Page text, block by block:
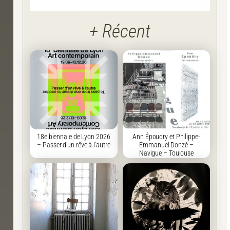
+ Récent
18e biennale de Lyon 2026
– Passer d’un rêve à l’autre
Ann Époudry et Philippe-
Emmanuel Donzé –
Navigue – Toulouse